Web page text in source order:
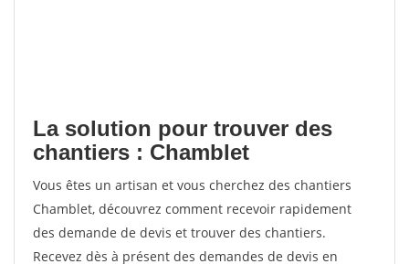
La solution pour trouver des
chantiers : Chamblet
Vous êtes un artisan et vous cherchez des chantiers
Chamblet, découvrez comment recevoir rapidement
des demande de devis et trouver des chantiers.
Recevez dès à présent des demandes de devis en